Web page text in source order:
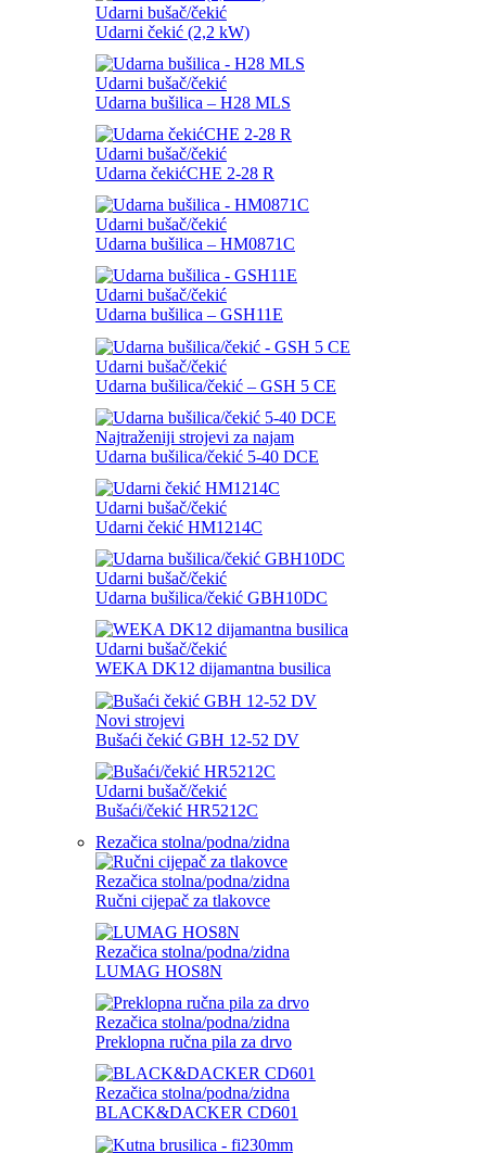
Udarni bušač/čekić
Udarni čekić (2,2 kW)
Udarni bušač/čekić
Udarna bušilica – H28 MLS
Udarni bušač/čekić
Udarna čekićCHE 2-28 R
Udarni bušač/čekić
Udarna bušilica – HM0871C
Udarni bušač/čekić
Udarna bušilica – GSH11E
Udarni bušač/čekić
Udarna bušilica/čekić – GSH 5 CE
Najtraženiji strojevi za najam
Udarna bušilica/čekić 5-40 DCE
Udarni bušač/čekić
Udarni čekić HM1214C
Udarni bušač/čekić
Udarna bušilica/čekić GBH10DC
Udarni bušač/čekić
WEKA DK12 dijamantna busilica
Novi strojevi
Bušaći čekić GBH 12-52 DV
Udarni bušač/čekić
Bušaći/čekić HR5212C
Rezačica stolna/podna/zidna
Rezačica stolna/podna/zidna
Ručni cijepač za tlakovce
Rezačica stolna/podna/zidna
LUMAG HOS8N
Rezačica stolna/podna/zidna
Preklopna ručna pila za drvo
Rezačica stolna/podna/zidna
BLACK&DACKER CD601